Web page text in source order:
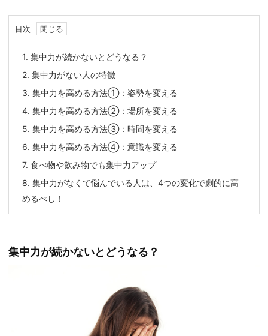
目次
1. 集中力が続かないとどうなる？
2. 集中力がない人の特徴
3. 集中力を高める方法①：姿勢を変える
4. 集中力を高める方法②：場所を変える
5. 集中力を高める方法③：時間を変える
6. 集中力を高める方法④：意識を変える
7. 食べ物や飲み物でも集中力アップ
8. 集中力がなくて悩んでいる人は、4つの変化で劇的に高
めるべし！
集中力が続かないとどうなる？